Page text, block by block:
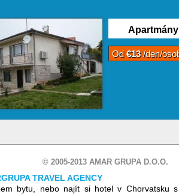
Od€13/den/
© 2005-2013 AMAR GRUPA D.O.O.
TRAVEL AGENCY
bytu, nebo najít si hotel v Chorvatsku